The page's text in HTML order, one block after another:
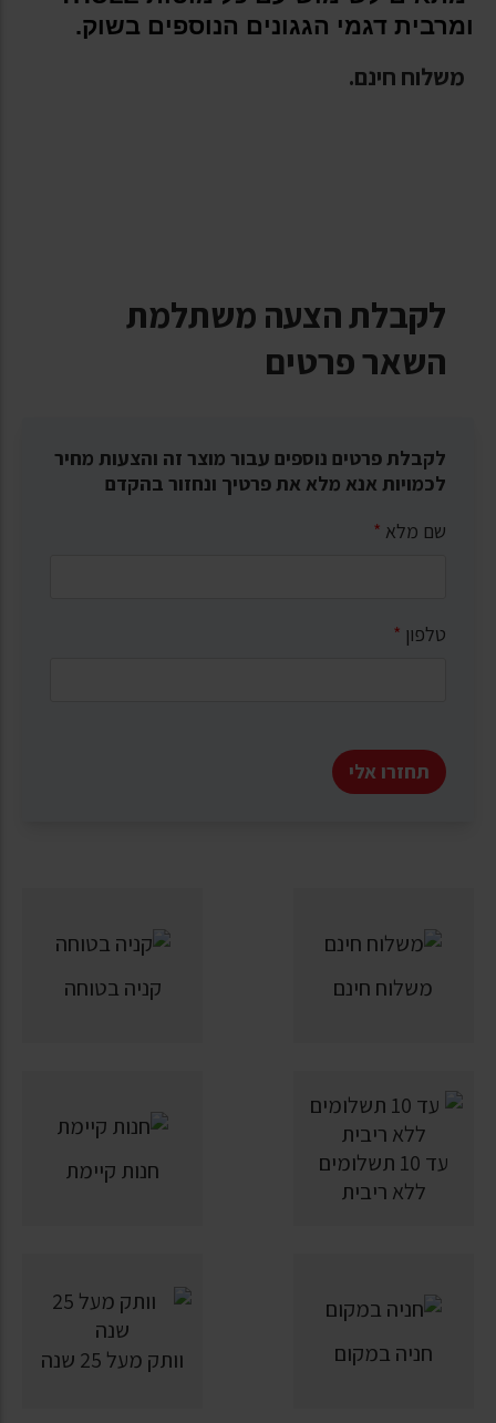
ומרבית דגמי הגגונים הנוספים בשוק.
משלוח חינם.
לקבלת הצעה משתלמת
השאר פרטים
לקבלת פרטים נוספים עבור מוצר זה והצעות מחיר
לכמויות אנא מלא את פרטיך ונחזור בהקדם
שם מלא *
טלפון *
תחזרו אלי
משלוח חינם קניה בטוחה
עד 10 תשלומים
ללא ריבית
חנות קיימת
חניה במקום וותק מעל 25 שנה